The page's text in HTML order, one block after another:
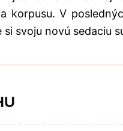
korpusu. V
svoju novú sedaciu